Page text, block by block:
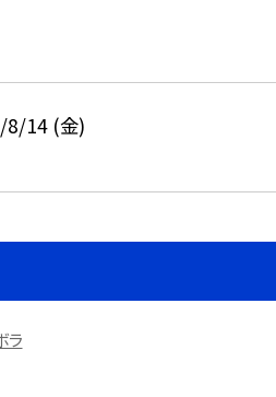
8/14 (金)
ラ